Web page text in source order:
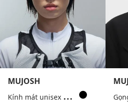
MUJOSH
K
ính mát unisex gọng chữ nhật Wake Up